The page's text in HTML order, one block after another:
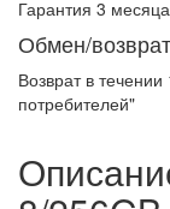
Гарантия 3 месяца
Обмен/возврат
Возврат в течении
потребителей"